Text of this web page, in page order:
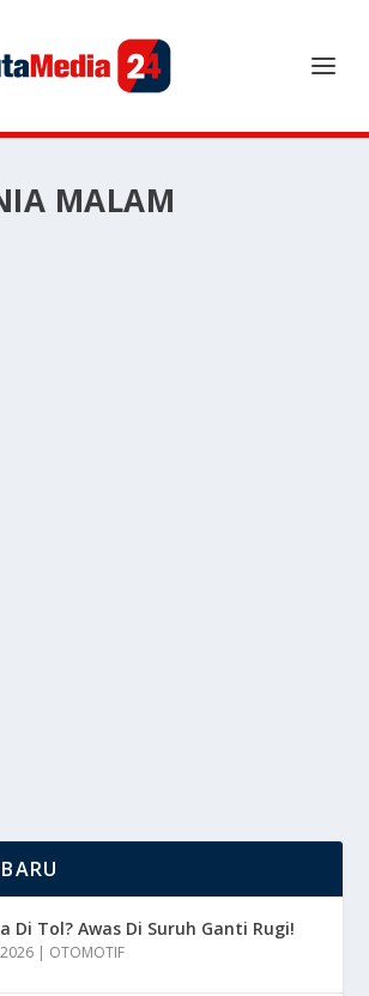
MALAM
Di Tol? Awas Di Suruh Ganti Rugi!
| OTOMOTIF